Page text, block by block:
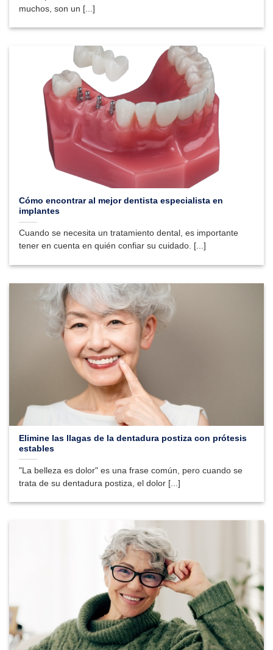
muchos, son un [...]
Cómo encontrar al mejor dentista especialista en
implantes
Cuando se necesita un tratamiento dental, es importante
tener en cuenta en quién confiar su cuidado. [...]
Elimine las llagas de la dentadura postiza con prótesis
estables
"La belleza es dolor" es una frase común, pero cuando se
trata de su dentadura postiza, el dolor [...]